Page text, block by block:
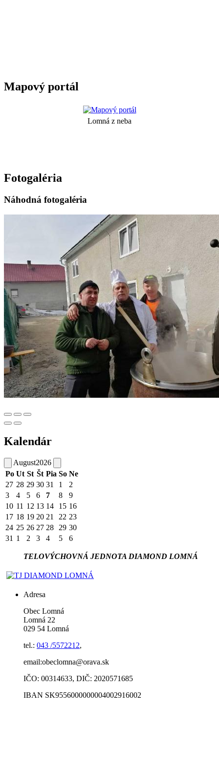
Mapový portál
Lomná z neba
Fotogaléria
Náhodná fotogaléria
Kalendár
August2026
Po Ut St Št Pia So Ne
27 28 29 30 31 1
2
3
4 5 6 7 8
9
10 11 12 13 14 15 16
17 18 19 20 21 22 23
24 25 26 27 28 29 30
31 1 2 3 4 5 6
TELOVÝCHOVNÁ JEDNOTA DIAMOND LOMNÁ
Adresa
Obec Lomná
Lomná 22
029 54 Lomná
tel.: 043 /5572212,
email:obeclomna@orava.sk
IČO: 00314633, DIČ: 2020571685
IBAN SK9556000000004002916002